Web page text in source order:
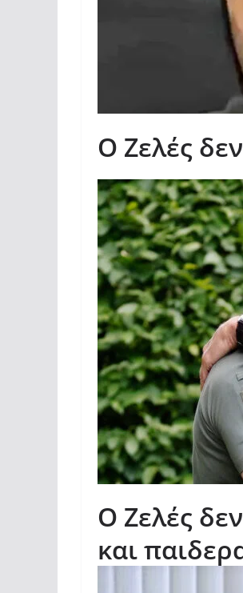
Ο Ζελές
Ο Ζελές
και